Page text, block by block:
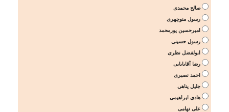
صالح محمدی
رسول منوچهری
امیرحسین پورمحمد
رسول حسینی
ابولفضل نظری
رضا آقابابایی
احمد نصیری
جلیل پناهی
هادی ابراهیمی
علی تهامی